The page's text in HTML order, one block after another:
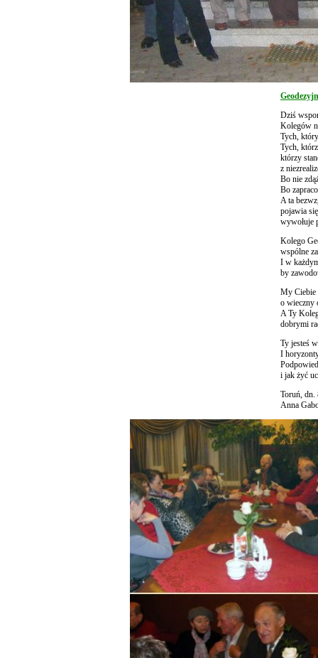
Dziś
Kolegów
Tych,
Tych,
którzy
z
Bo nie
Bo
A ta
pojawia
wywołuje
Kolego
wspólne
I w
by
My Ciebie
o wieczny
A Ty
dobrymi
Ty jesteś
I
i jak żyć
Toruń, dn.
Anna